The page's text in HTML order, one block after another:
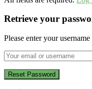
Retrieve your
Please enter your